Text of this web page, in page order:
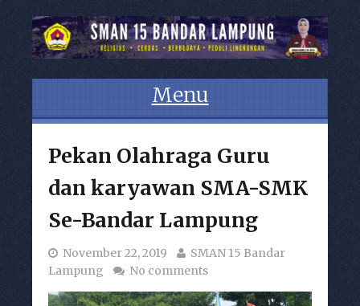
Menu
Pekan Olahraga Guru
dan karyawan SMA-SMK
Se-Bandar Lampung
November 22, 2019
SMAN 15 Bandar
Lampung
No comments